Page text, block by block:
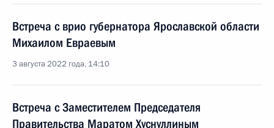
Встреча с врио губернатора Ярославской области
Михаилом Евраевым
3 августа 2022 года, 14:10
Встреча с Заместителем Председателя
Правительства Маратом Хуснуллиным